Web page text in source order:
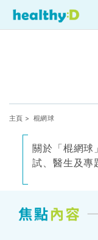
主頁 > 棍網球
關於「棍網球
試、醫生及專